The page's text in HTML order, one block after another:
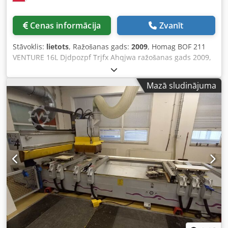
iekārta Rocīgas vadības ierīce Atkritumu konveijers
Vakuumsūkņi Instrumenti USB zibatmiņa ar CNC
žogs Durvju bloķēšanas slēdzis Drošības gaismas barjera
Cenas informācija Zvanīt
Stāvoklis: lietots, Ražošanas gads: 2009, Homag BOF 211
VENTURE 16L Djdpozpf Trjfx Ahqjwa ražošanas gads 2009,
Mazā sludinājuma